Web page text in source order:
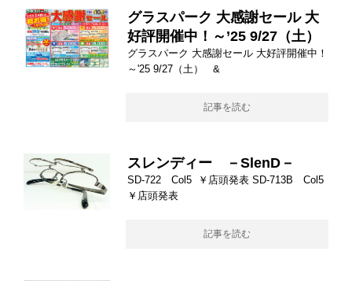
グラスパーク 大感謝セール 大
好評開催中！～’25 9/27（土）
グラスパーク 大感謝セール 大好評開催中！
～'25 9/27（土） &
記事を読む
スレンディー －SlenD－
SD-722 Col5 ￥店頭発表 SD-713B Col5
￥店頭発表
記事を読む